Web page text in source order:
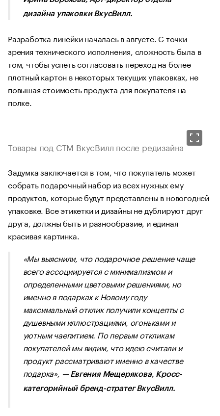
дизайна упаковки ВкусВилл.
Разработка линейки началась в августе. С точки
зрения технического исполнения, сложность была в
том, чтобы успеть согласовать переход на более
плотный картон в некоторых текущих упаковках, не
повышая стоимость продукта для покупателя на
полке.
Товары под СТМ ВкусВилл после редизайна
Задумка заключается в том, что покупатель может
собрать подарочный набор из всех нужных ему
продуктов, которые будут представлены в новогодней
упаковке. Все этикетки и дизайны не дублируют друг
друга, должны быть и разнообразие, и единая
красивая картинка.
«Мы выяснили, что подарочное решение чаще
всего ассоциируется с минимализмом и
определенными цветовыми решениями, но
именно в подарках к Новому году
максимальный отклик получили концепты с
душевными иллюстрациями, огоньками и
уютным чаепитием. По первым откликам
покупателей мы видим, что идею считали и
продукт рассматривают именно в качестве
подарка», —Евгения Мещерякова, Кросс-
категорийный бренд-стратег ВкусВилл.